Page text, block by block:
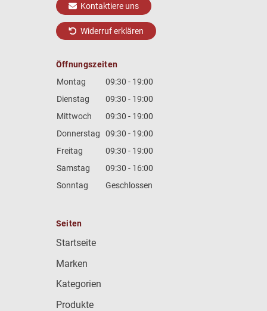
Kontaktiere uns
Widerruf erklären
Öffnungszeiten
Montag
09:30 - 19:00
Dienstag
09:30 - 19:00
Mittwoch
09:30 - 19:00
Donnerstag
09:30 - 19:00
Freitag
09:30 - 19:00
Samstag
09:30 - 16:00
Sonntag
Geschlossen
Seiten
Startseite
Marken
Kategorien
Produkte